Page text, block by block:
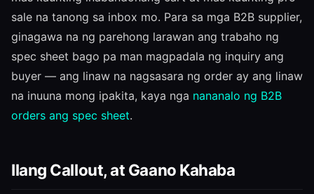
sale na tanong sa inbox mo. Para sa mga B2B supplier,
ginagawa na ng parehong larawan ang trabaho ng
spec sheet bago pa man magpadala ng inquiry ang
buyer — ang linaw na nagsasara ng order ay ang linaw
na inuuna mong ipakita, kaya nga nananalo ng B2B
orders ang spec sheet.
Ilang Callout, at Gaano Kahaba